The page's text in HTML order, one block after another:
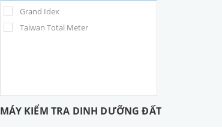
Grand Idex
Taiwan Total Meter
MÁY KIỂM TRA DINH DƯỠNG ĐẤT